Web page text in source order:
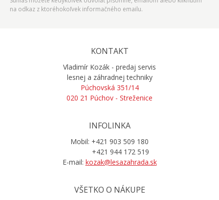
na odkaz z ktoréhokoľvek informačného emailu.
KONTAKT
Vladimír Kozák - predaj servis
lesnej a záhradnej techniky
Púchovská 351/14
020 21 Púchov - Streženice
INFOLINKA
Mobil: +421 903 509 180
+421 944 172 519
E-mail: kozak@lesazahrada.sk
VŠETKO O NÁKUPE